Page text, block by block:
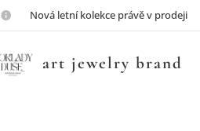
💎Nová letní kolekce právě v prodeji💎
art jewelry brand